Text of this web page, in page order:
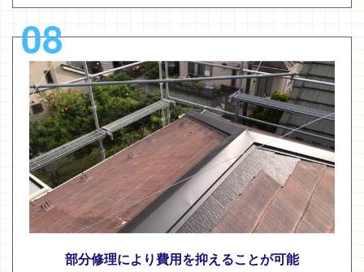
08
部分修理により費用を抑えることが可能